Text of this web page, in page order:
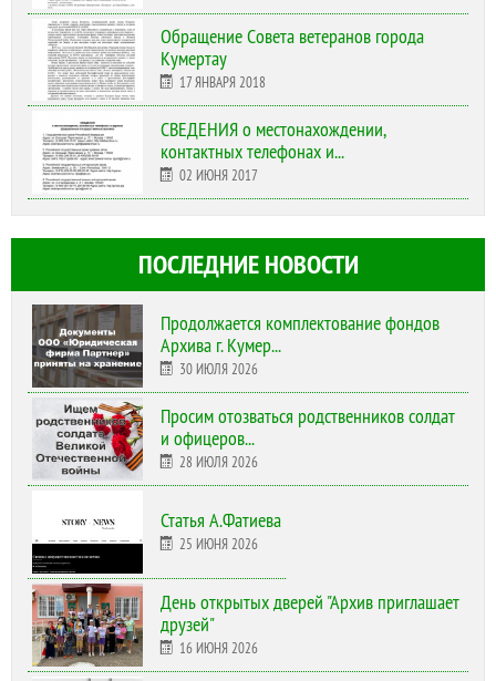
Обращение Совета ветеранов города
Кумертау
17 ЯНВАРЯ 2018
СВЕДЕНИЯ о местонахождении,
контактных телефонах и...
02 ИЮНЯ 2017
ПОСЛЕДНИЕ НОВОСТИ
Продолжается комплектование фондов
Архива г. Кумер...
30 ИЮЛЯ 2026
Просим отозваться родственников солдат
и офицеров...
28 ИЮЛЯ 2026
Статья А.Фатиева
25 ИЮНЯ 2026
День открытых дверей "Архив приглашает
друзей"
16 ИЮНЯ 2026